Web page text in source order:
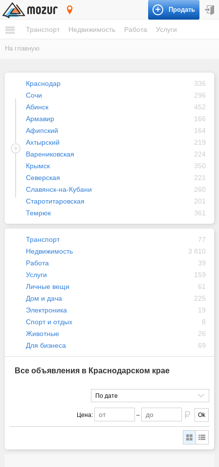
Продать
Транспорт Недвижимость Работа Услуги
На главную
Краснодар
336
Сочи
296
Абинск
452
Армавир
166
Афипский
164
Ахтырский
219
Варениковская
224
Крымск
350
Северская
221
Славянск-на-Кубани
260
Старотитаровская
201
Темрюк
361
Транспорт
77
Недвижимость
3 810
Работа
39
Услуги
159
Личные вещи
61
Дом и дача
225
Электроника
19
Спорт и отдых
8
Животные
26
Для бизнеса
69
Все объявления в Краснодарском крае
По дате
Цена: – Ok